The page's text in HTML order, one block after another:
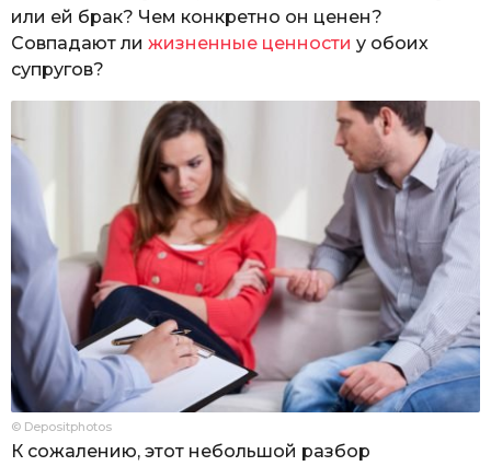
или ей брак? Чем конкретно он ценен?
Совпадают ли жизненные ценности у обоих
супругов?
© Depositphotos
К сожалению, этот небольшой разбор